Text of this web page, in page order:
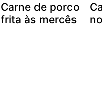
Carne de porco
frita às mercês
no